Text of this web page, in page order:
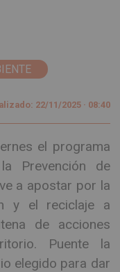
22/11/2025 · 08:40
el programa
Prevención de
a apostar por la
y el reciclaje a
de acciones
Puente la
elegido para dar